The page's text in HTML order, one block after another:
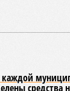
средства